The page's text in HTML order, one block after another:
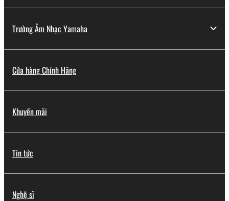
Trường Âm Nhạc Yamaha
Cửa hàng Chính Hãng
Khuyến mãi
Tin tức
Nghệ sĩ